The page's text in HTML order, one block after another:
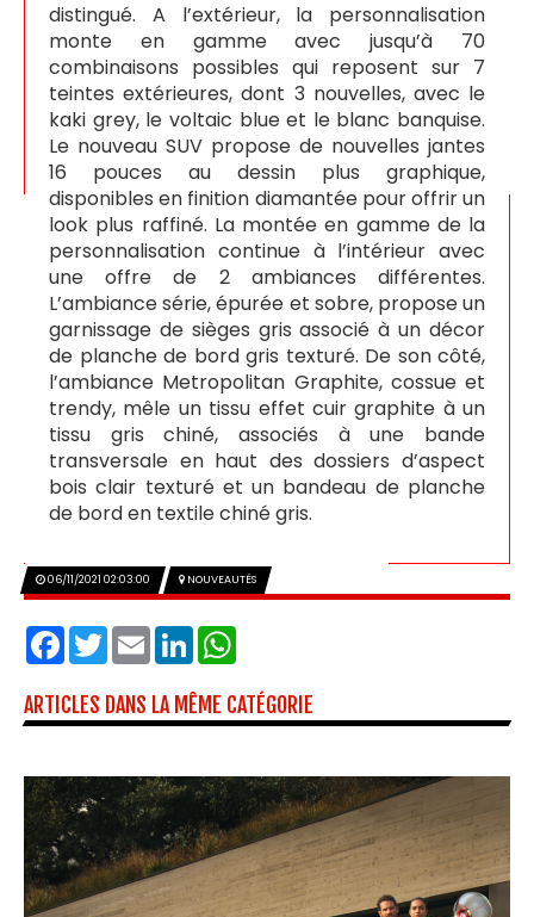
distingué. A l’extérieur, la personnalisation
monte en gamme avec jusqu’à 70
combinaisons possibles qui reposent sur 7
teintes extérieures, dont 3 nouvelles, avec le
kaki grey, le voltaic blue et le blanc banquise.
Le nouveau SUV propose de nouvelles jantes
16 pouces au dessin plus graphique,
disponibles en finition diamantée pour offrir un
look plus raffiné. La montée en gamme de la
personnalisation continue à l’intérieur avec
une offre de 2 ambiances différentes.
L’ambiance série, épurée et sobre, propose un
garnissage de sièges gris associé à un décor
de planche de bord gris texturé. De son côté,
l’ambiance Metropolitan Graphite, cossue et
trendy, mêle un tissu effet cuir graphite à un
tissu gris chiné, associés à une bande
transversale en haut des dossiers d’aspect
bois clair texturé et un bandeau de planche
de bord en textile chiné gris.
06/11/2021 02:03:00 NOUVEAUTÉS
Facebook
TwitterEmailLinkedIn
ARTICLES DANS LA MÊME CATÉGORIE